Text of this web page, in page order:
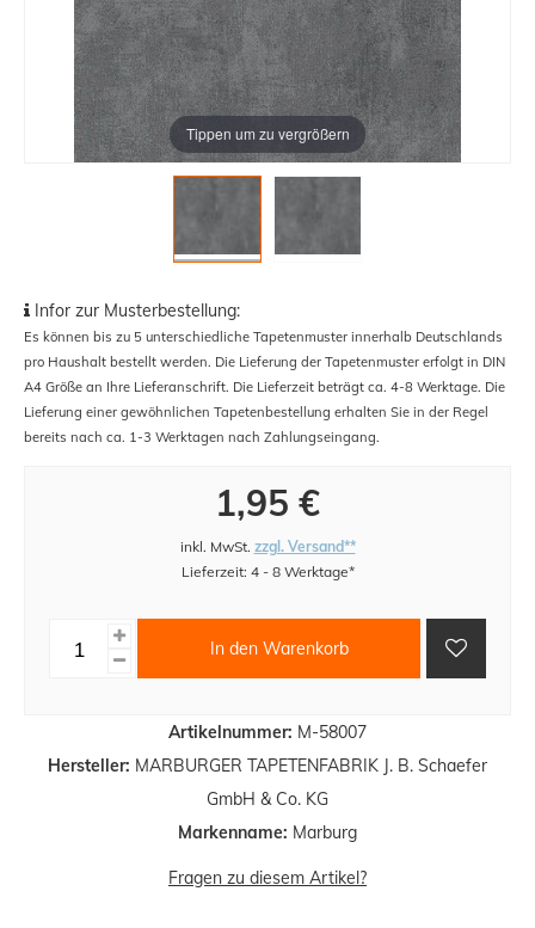
Tippen um zu vergrößern
Artikelnummer: M-58007
Hersteller: MARBURGER TAPETENFABRIK J. B. Schaefer
GmbH & Co. KG
Markenname: Marburg
Infor zur Musterbestellung:
Es können bis zu 5 unterschiedliche Tapetenmuster innerhalb Deutschlands
pro Haushalt bestellt werden. Die Lieferung der Tapetenmuster erfolgt in DIN
A4 Größe an Ihre Lieferanschrift. Die Lieferzeit beträgt ca. 4-8 Werktage. Die
Lieferung einer gewöhnlichen Tapetenbestellung erhalten Sie in der Regel
bereits nach ca. 1-3 Werktagen nach Zahlungseingang.
1,95 €
inkl. MwSt. zzgl. Versand**
Lieferzeit: 4 - 8 Werktage*
In den Warenkorb
Fragen zu diesem Artikel?